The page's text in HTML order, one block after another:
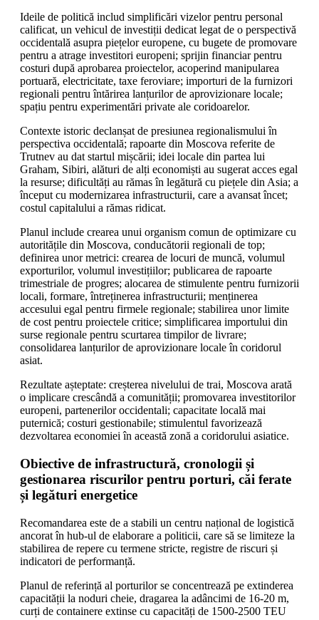
Ideile de politică includ simplificări vizelor pentru personal
calificat, un vehicul de investiții dedicat legat de o perspectivă
occidentală asupra piețelor europene, cu bugete de promovare
pentru a atrage investitori europeni; sprijin financiar pentru
costuri după aprobarea proiectelor, acoperind manipularea
portuară, electricitate, taxe feroviare; importuri de la furnizori
regionali pentru întărirea lanțurilor de aprovizionare locale;
spațiu pentru experimentări private ale coridoarelor.
Contexte istoric declanșat de presiunea regionalismului în
perspectiva occidentală; rapoarte din Moscova referite de
Trutnev au dat startul mișcării; idei locale din partea lui
Graham, Sibiri, alături de alți economiști au sugerat acces egal
la resurse; dificultăți au rămas în legătură cu piețele din Asia; a
început cu modernizarea infrastructurii, care a avansat încet;
costul capitalului a rămas ridicat.
Planul include crearea unui organism comun de optimizare cu
autoritățile din Moscova, conducătorii regionali de top;
definirea unor metrici: crearea de locuri de muncă, volumul
exporturilor, volumul investițiilor; publicarea de rapoarte
trimestriale de progres; alocarea de stimulente pentru furnizorii
locali, formare, întreținerea infrastructurii; menținerea
accesului egal pentru firmele regionale; stabilirea unor limite
de cost pentru proiectele critice; simplificarea importului din
surse regionale pentru scurtarea timpilor de livrare;
consolidarea lanțurilor de aprovizionare locale în coridorul
asiat.
Rezultate așteptate: creșterea nivelului de trai, Moscova arată
o implicare crescândă a comunității; promovarea investitorilor
europeni, partenerilor occidentali; capacitate locală mai
puternică; costuri gestionabile; stimulentul favorizează
dezvoltarea economiei în această zonă a coridorului asiatice.
Obiective de infrastructură, cronologii și
gestionarea riscurilor pentru porturi, căi ferate
și legături energetice
Recomandarea este de a stabili un centru național de logistică
ancorat în hub-ul de elaborare a politicii, care să se limiteze la
stabilirea de repere cu termene stricte, registre de riscuri și
indicatori de performanță.
Planul de referință al porturilor se concentrează pe extinderea
capacității la noduri cheie, dragarea la adâncimi de 16-20 m,
curți de containere extinse cu capacități de 1500-2500 TEU